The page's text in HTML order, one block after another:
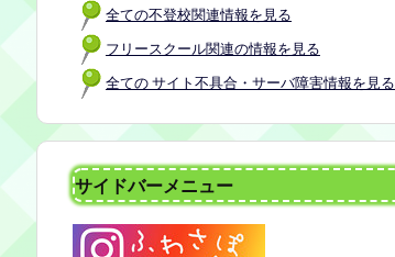
全ての不登校関連情報を見る
フリースクール関連の情報を見る
全ての サイト不具合・サーバ障害情報を見る
サイドバーメニュー